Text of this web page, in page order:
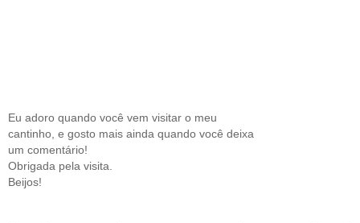
Eu adoro quando você vem visitar o meu
cantinho, e gosto mais ainda quando você deixa
um comentário!
Obrigada pela visita.
Beijos!